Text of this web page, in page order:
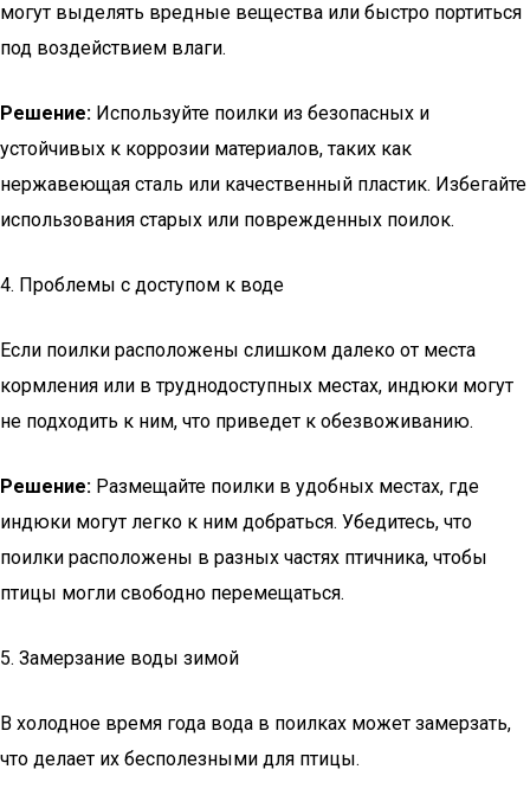
могут выделять вредные вещества или быстро портиться
под воздействием влаги.
Решение: Используйте поилки из безопасных и
устойчивых к коррозии материалов, таких как
нержавеющая сталь или качественный пластик. Избегайте
использования старых или поврежденных поилок.
4. Проблемы с доступом к воде
Если поилки расположены слишком далеко от места
кормления или в труднодоступных местах, индюки могут
не подходить к ним, что приведет к обезвоживанию.
Решение: Размещайте поилки в удобных местах, где
индюки могут легко к ним добраться. Убедитесь, что
поилки расположены в разных частях птичника, чтобы
птицы могли свободно перемещаться.
5. Замерзание воды зимой
В холодное время года вода в поилках может замерзать,
что делает их бесполезными для птицы.